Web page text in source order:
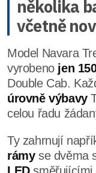
několika
včetně
Model Navara
vyrobenojen
Double Cab.
úrovně výbavy
celou řadu
Ty zahrnují
rámyse dvěma